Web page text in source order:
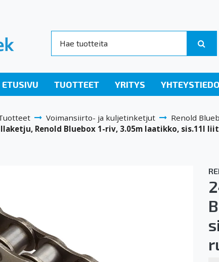
ETUSIVU TUOTTEET YRITYS
Voimansiirto- ja kuljetinketjut
Renold
Renold Bluebox 1-riv, 3.05m laatikko, sis.11I